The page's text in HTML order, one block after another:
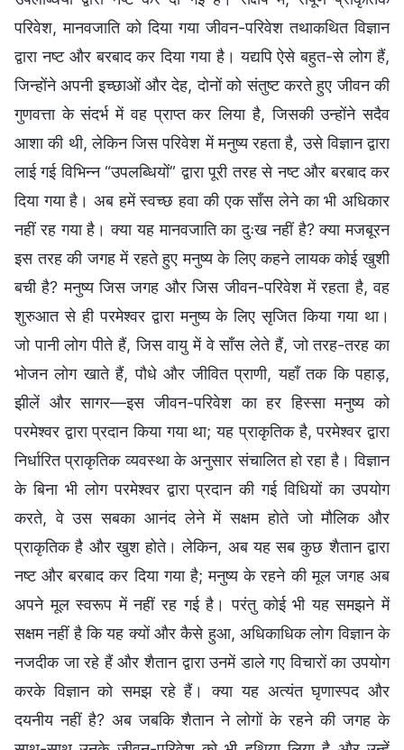
परिवेश, मानवजाति को दिया गया जीवन-परिवेश तथाकथित विज्ञान
द्वारा नष्ट और बरबाद कर दिया गया है। यद्यपि ऐसे बहुत-से लोग हैं,
जिन्होंने अपनी इच्छाओं और देह, दोनों को संतुष्ट करते हुए जीवन की
गुणवत्ता के संदर्भ में वह प्राप्त कर लिया है, जिसकी उन्होंने सदैव
आशा की थी, लेकिन जिस परिवेश में मनुष्य रहता है, उसे विज्ञान द्वारा
लाई गई विभिन्न “उपलब्धियों” द्वारा पूरी तरह से नष्ट और बरबाद कर
दिया गया है। अब हमें स्वच्छ हवा की एक साँस लेने का भी अधिकार
नहीं रह गया है। क्या यह मानवजाति का दुःख नहीं है? क्या मजबूरन
इस तरह की जगह में रहते हुए मनुष्य के लिए कहने लायक कोई खुशी
बची है? मनुष्य जिस जगह और जिस जीवन-परिवेश में रहता है, वह
शुरुआत से ही परमेश्वर द्वारा मनुष्य के लिए सृजित किया गया था।
जो पानी लोग पीते हैं, जिस वायु में वे साँस लेते हैं, जो तरह-तरह का
भोजन लोग खाते हैं, पौधे और जीवित प्राणी, यहाँ तक कि पहाड़,
झीलें और सागर—इस जीवन-परिवेश का हर हिस्सा मनुष्य को
परमेश्वर द्वारा प्रदान किया गया था; यह प्राकृतिक है, परमेश्वर द्वारा
निर्धारित प्राकृतिक व्यवस्था के अनुसार संचालित हो रहा है। विज्ञान
के बिना भी लोग परमेश्वर द्वारा प्रदान की गई विधियों का उपयोग
करते, वे उस सबका आनंद लेने में सक्षम होते जो मौलिक और
प्राकृतिक है और खुश होते। लेकिन, अब यह सब कुछ शैतान द्वारा
नष्ट और बरबाद कर दिया गया है; मनुष्य के रहने की मूल जगह अब
अपने मूल स्वरूप में नहीं रह गई है। परंतु कोई भी यह समझने में
सक्षम नहीं है कि यह क्यों और कैसे हुआ, अधिकाधिक लोग विज्ञान के
नजदीक जा रहे हैं और शैतान द्वारा उनमें डाले गए विचारों का उपयोग
करके विज्ञान को समझ रहे हैं। क्या यह अत्यंत घृणास्पद और
दयनीय नहीं है? अब जबकि शैतान ने लोगों के रहने की जगह के